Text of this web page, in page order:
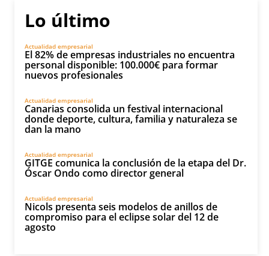
Lo último
Actualidad empresarial
El 82% de empresas industriales no encuentra
personal disponible: 100.000€ para formar
nuevos profesionales
Actualidad empresarial
Canarias consolida un festival internacional
donde deporte, cultura, familia y naturaleza se
dan la mano
Actualidad empresarial
GITGE comunica la conclusión de la etapa del Dr.
Óscar Ondo como director general
Actualidad empresarial
Nicols presenta seis modelos de anillos de
compromiso para el eclipse solar del 12 de
agosto